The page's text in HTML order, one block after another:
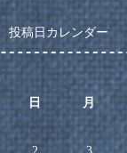
投稿日カレンダー
日 月